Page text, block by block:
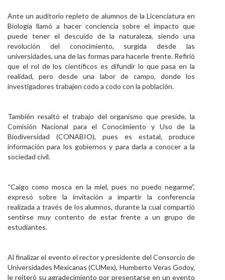
Ante un auditorio repleto de alumnos de la Licenciatura en
Biología llamó a hacer conciencia sobre el impacto que
puede tener el descuido de la naturaleza, siendo una
revolución del conocimiento, surgida desde las
universidades, una de las formas para hacerle frente. Refirió
que el rol de los científicos es difundir lo que pasa en la
realidad, pero desde una labor de campo, donde los
investigadores trabajen codo a codo con la población.
También resaltó el trabajo del organismo que preside, la
Comisión Nacional para el Conocimiento y Uso de la
Biodiversidad (CONABIO), pues es estatal, produce
información para los gobiernos y para darla a conocer a la
sociedad civil.
“Caigo como mosca en la miel, pues no puedo negarme”,
expresó sobre la invitación a impartir la conferencia
realizada a través de los alumnos, durante la cual compartió
sentirse muy contento de estar frente a un grupo de
estudiantes.
Al finalizar el evento el rector y presidente del Consorcio de
Universidades Mexicanas (CUMex), Humberto Veras Godoy,
le reiteró su agradecimiento por presentarse en un evento